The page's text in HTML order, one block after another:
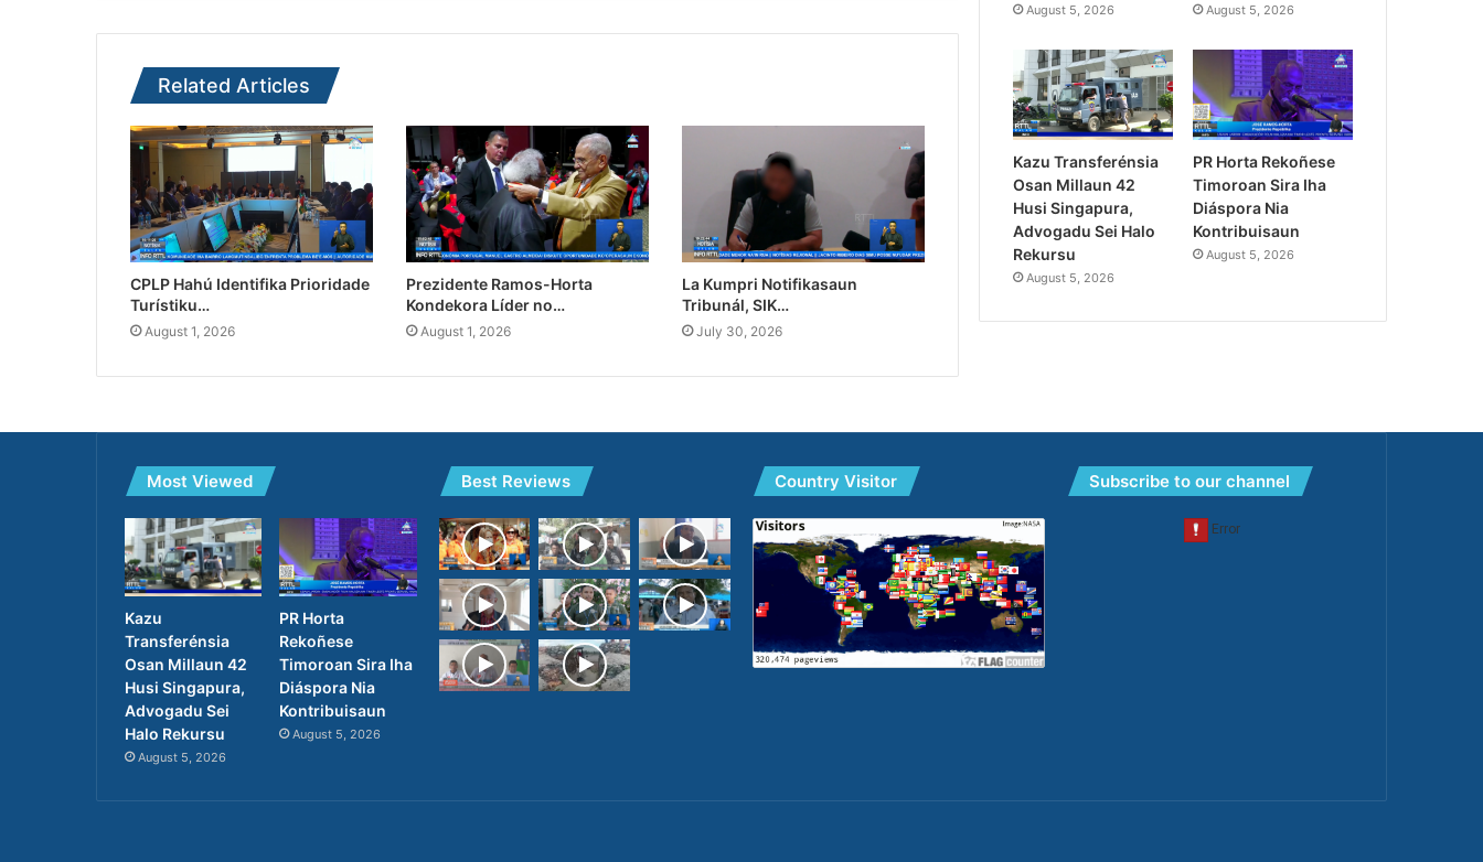
Related Articles
CPLP Hahú Identifika Prioridade
Turístiku…
August 1, 2026
Prezidente Ramos-Horta
Kondekora Líder no…
August 1, 2026
La Kumpri Notifikasaun
Tribunál, SIK…
July 30, 2026
August 5, 2026 August 5, 2026
Kazu Transferénsia
Osan Millaun 42
Husi Singapura,
Advogadu Sei Halo
Rekursu
August 5, 2026
PR Horta Rekoñese
Timoroan Sira Iha
Diáspora Nia
Kontribuisaun
August 5, 2026
Most Viewed
Kazu
Transferénsia
Osan Millaun 42
Husi Singapura,
Advogadu Sei
Halo Rekursu
August 5, 2026
PR Horta
Rekoñese
Timoroan Sira Iha
Diáspora Nia
Kontribuisaun
August 5, 2026
Best Reviews Country Visitor Subscribe to our channel